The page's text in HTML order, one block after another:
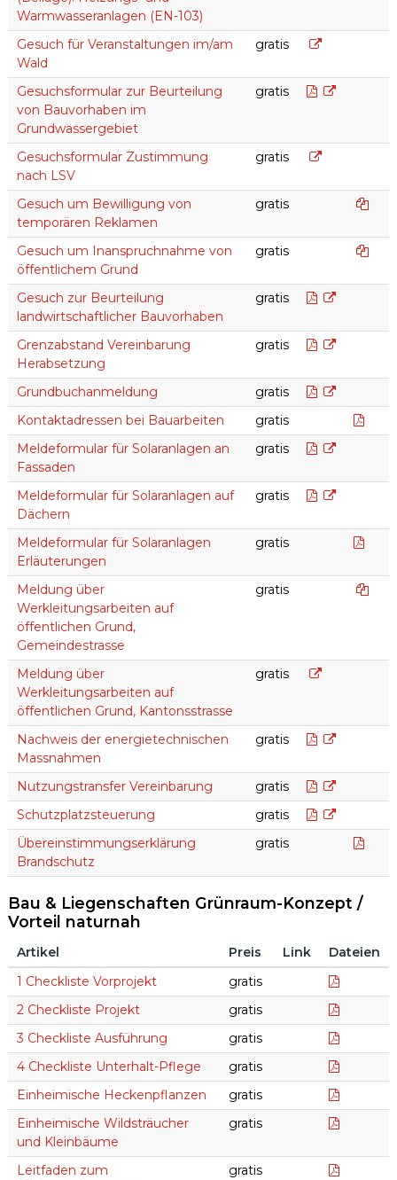
Warmwasseranlagen (EN-103)
Gesuch für Veranstaltungen im/am
Wald
gratis Gesuch für
Gesuchsformular zur Beurteilung
von Bauvorhaben im
Grundwassergebiet
gratis
Gesuchsformular Zustimmung
nach LSV
gratis
Gesuch um Bewilligung von
temporären Reklamen
gratis
Gesuch um Inanspruchnahme von
öffentlichem Grund
gratis
Gesuch zur Beurteilung
landwirtschaftlicher Bauvorhaben
gratis Gesuch
Grenzabstand Vereinbarung
Herabsetzung
gratis
Grundbuchanmeldung gratis
Kontaktadressen bei Bauarbeiten
gratis
Meldeformular für Solaranlagen an
Fassaden
gratis
Meldeformular für Solaranlagen auf
Dächern
gratis
Meldeformular für Solaranlagen
Erläuterungen
gratis
Meldung über
Werkleitungsarbeiten auf
öffentlichen Grund,
Gemeindestrasse
gratis
Meldung über
Werkleitungsarbeiten auf
öffentlichen Grund, Kantonsstrasse
gratis Meldung
Nachweis der energietechnischen
Massnahmen
gratis Nachweis
Nutzungstransfer Vereinbarung gratis
Schutzplatzsteuerung
gratis
Übereinstimmungserklärung
Brandschutz
gratis
Bau & Liegenschaften Grünraum-Konzept /
Vorteil naturnah
Bau & Liegenschaften Grünraum-Konzept / Vorteil
Artikel Preis Link
Dateien
1 Checkliste Vorprojekt
gratis
2 Checkliste Projekt
gratis
3 Checkliste Ausführung
gratis
4 Checkliste Unterhalt-Pflege
gratis
Einheimische Heckenpflanzen
gratis
Einheimische Wildsträucher
und Kleinbäume
gratis
Leitfaden zum
gratis